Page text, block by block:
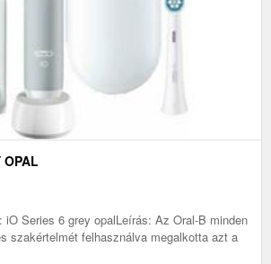
OPAL
iO Series 6 grey opalLeírás: Az Oral-B minden
szakértelmét felhasználva megalkotta azt a